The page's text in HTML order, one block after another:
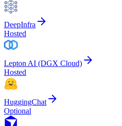
DeepInfra
Hosted
Lepton AI (DGX Cloud)
Hosted
HuggingChat
Optional